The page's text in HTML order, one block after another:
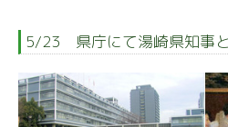
5/23 県庁にて湯崎県知事